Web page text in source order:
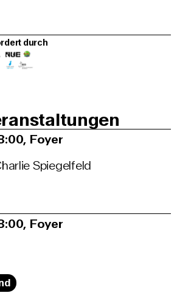
durch
, Foyer
Spiegelfeld
, Foyer